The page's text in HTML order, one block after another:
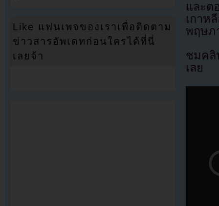
และต
เกา
พฤษภ
ชมคลิ
เลย
Like แฟนเพจของเราเพื่อติดตาม
ข่าวสารอัพเดทก่อนใครได้ที่นี่
เลยจ้า